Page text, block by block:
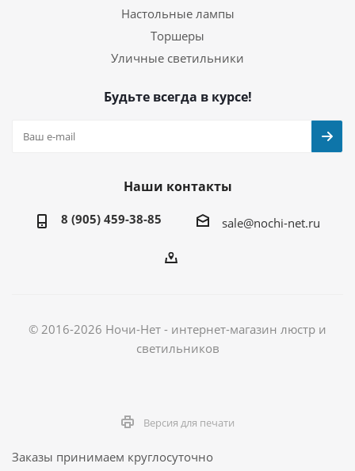
Настольные лампы
Торшеры
Уличные светильники
Будьте всегда в курсе!
Наши контакты
8 (905) 459-38-85 sale@nochi-net.ru
© 2016-2026 Ночи-Нет - интернет-магазин люстр и
светильников
Версия для печати
Заказы принимаем круглосуточно